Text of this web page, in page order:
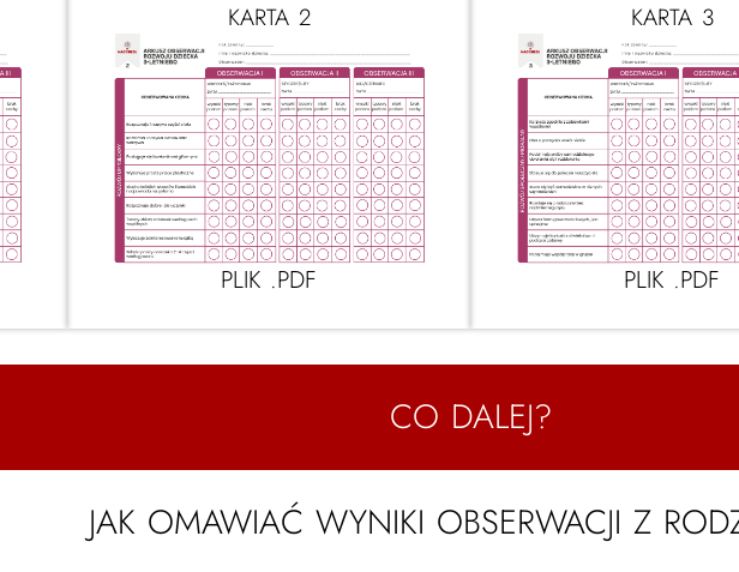
KARTA 2
PLIK .PDF
KARTA 3
PLIK .PDF
CO DALEJ?
JAK OMAWIAĆ WYNIKI OBSERWACJI Z